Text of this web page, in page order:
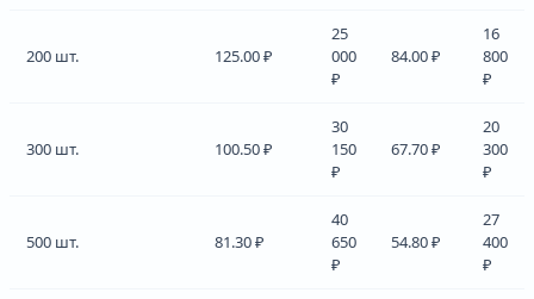
200 шт. 125.00 ₽
25
000
₽
84.00 ₽
16
800
₽
300 шт. 100.50 ₽
30
150
₽
67.70 ₽
20
300
₽
500 шт. 81.30 ₽
40
650
₽
54.80 ₽
27
400
₽